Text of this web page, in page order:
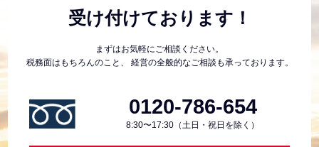
受け付けております！
まずはお気軽にご相談ください。
税務面はもちろんのこと、
経営の全般的なご相談も承っております。
0120-786-654
8:30〜17:30（土日・祝日を除く）